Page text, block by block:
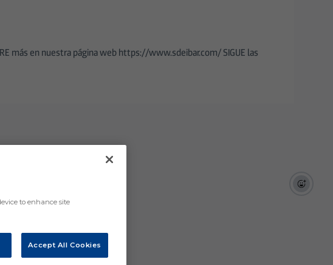
más en nuestra página web https://www.sdeibar.com/ SIGUE las
to enhance site
Accept All Cookies